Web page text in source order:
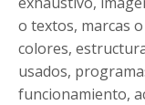
o textos, marcas
colores,
usados,
funcionamiento,